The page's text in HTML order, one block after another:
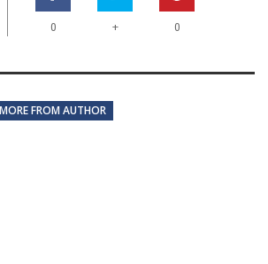
0 + 0
MORE FROM AUTHOR